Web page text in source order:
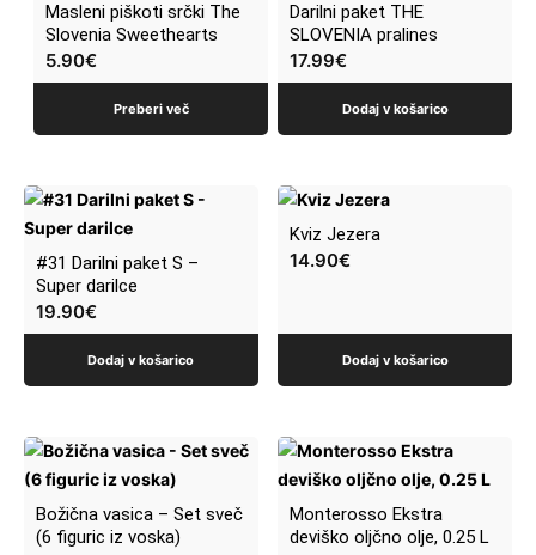
Masleni piškoti srčki The
Slovenia Sweethearts
5.90€
Preberi več
Darilni paket THE
SLOVENIA pralines
17.99€
Dodaj v košarico
#31 Darilni paket S –
Super darilce
19.90€
Dodaj v košarico
Kviz Jezera
14.90€
Dodaj v košarico
Božična vasica – Set sveč
(6 figuric iz voska)
Monterosso Ekstra
deviško oljčno olje, 0.25 L